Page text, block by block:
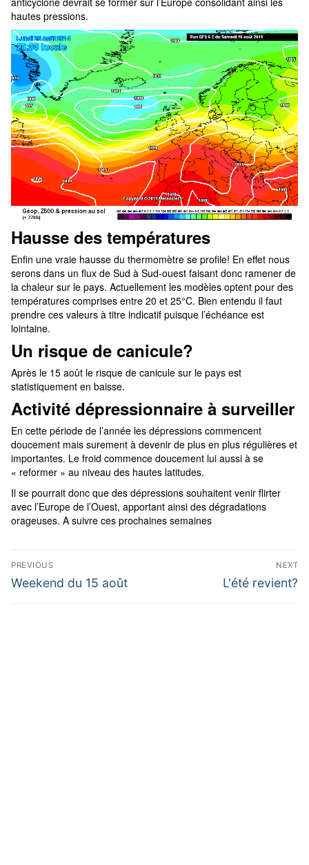
hautes pressions.
Hausse des températures
Enfin une vraie hausse du thermomètre se profile! En effet nous
serons dans un flux de Sud à Sud-ouest faisant donc ramener de
la chaleur sur le pays. Actuellement les modèles optent pour des
températures comprises entre 20 et 25°C. Bien entendu il faut
prendre ces valeurs à titre indicatif puisque l’échéance est
lointaine.
Un risque de canicule?
Après le 15 août le risque de canicule sur le pays est
statistiquement en baisse.
Activité dépressionnaire à surveiller
En cette période de l’année les dépressions commencent
doucement mais surement à devenir de plus en plus régulières et
importantes. Le froid commence doucement lui aussi à se
« reformer » au niveau des hautes latitudes.
Il se pourrait donc que des dépressions souhaitent venir flirter
avec l’Europe de l’Ouest, apportant ainsi des dégradations
orageuses. A suivre ces prochaines semaines
Navigation
de
PREVIOUS
Previous
Weekend du 15 août
NEXT
Next
L'été revient?